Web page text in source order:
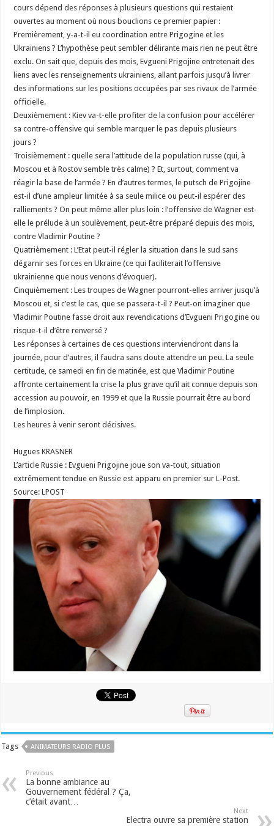
cours dépend des réponses à plusieurs questions qui restaient
ouvertes au moment où nous bouclions ce premier papier :
Premièrement, y-a-t-il eu coordination entre Prigogine et les
Ukrainiens ? L’hypothèse peut sembler délirante mais rien ne peut être
exclu. On sait que, depuis des mois, Evgueni Prigojine entretenait des
liens avec les renseignements ukrainiens, allant parfois jusqu’à livrer
des informations sur les positions occupées par ses rivaux de l’armée
officielle.
Deuxièmement : Kiev va-t-elle profiter de la confusion pour accélérer
sa contre-offensive qui semble marquer le pas depuis plusieurs
jours ?
Troisièmement : quelle sera l’attitude de la population russe (qui, à
Moscou et à Rostov semble très calme) ? Et, surtout, comment va
réagir la base de l’armée ? En d’autres termes, le putsch de Prigojine
est-il d’une ampleur limitée à sa seule milice ou peut-il espérer des
ralliements ? On peut même aller plus loin : l’offensive de Wagner est-
elle le prélude à un soulèvement, peut-être préparé depuis des mois,
contre Vladimir Poutine ?
Quatrièmement : L’Etat peut-il régler la situation dans le sud sans
dégarnir ses forces en Ukraine (ce qui faciliterait l’offensive
ukrainienne que nous venons d’évoquer).
Cinquièmement : Les troupes de Wagner pourront-elles arriver jusqu’à
Moscou et, si c’est le cas, que se passera-t-il ? Peut-on imaginer que
Vladimir Poutine fasse droit aux revendications d’Evgueni Prigogine ou
risque-t-il d’être renversé ?
Les réponses à certaines de ces questions interviendront dans la
journée, pour d’autres, il faudra sans doute attendre un peu. La seule
certitude, ce samedi en fin de matinée, est que Vladimir Poutine
affronte certainement la crise la plus grave qu’il ait connue depuis son
accession au pouvoir, en 1999 et que la Russie pourrait être au bord
de l’implosion.
Les heures à venir seront décisives.
Hugues KRASNER
L’article Russie : Evgueni Prigojine joue son va-tout, situation
extrêmement tendue en Russie est apparu en premier sur L-Post.
Source: LPOST
Tags ANIMATEURS RADIO PLUS
Previous
La bonne ambiance au
Gouvernement fédéral ? Ça,
c’était avant…
Next
Electra ouvre sa première station